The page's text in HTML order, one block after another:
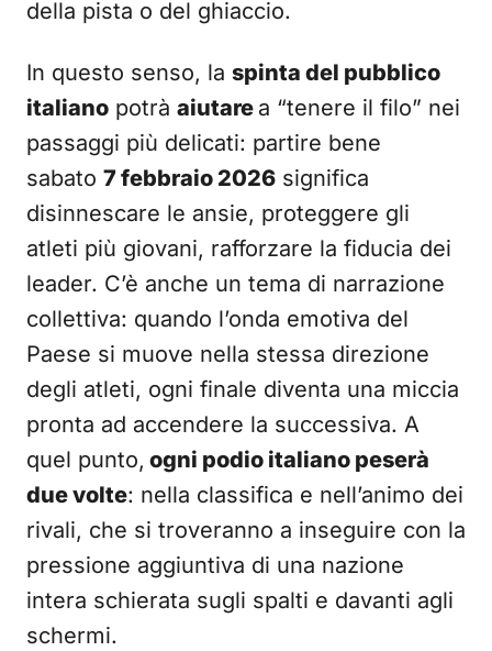
della pista o del ghiaccio.
In questo senso, la spinta del pubblico
italiano potrà aiutare a “tenere il filo” nei
passaggi più delicati: partire bene
sabato 7 febbraio 2026 significa
disinnescare le ansie, proteggere gli
atleti più giovani, rafforzare la fiducia dei
leader. C’è anche un tema di narrazione
collettiva: quando l’onda emotiva del
Paese si muove nella stessa direzione
degli atleti, ogni finale diventa una miccia
pronta ad accendere la successiva. A
quel punto, ogni podio italiano peserà
due volte: nella classifica e nell’animo dei
rivali, che si troveranno a inseguire con la
pressione aggiuntiva di una nazione
intera schierata sugli spalti e davanti agli
schermi.